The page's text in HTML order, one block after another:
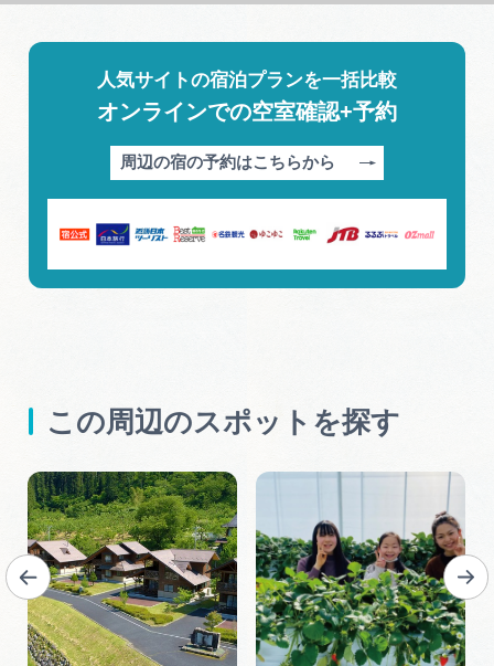
人気サイトの宿泊プランを一括比較
オンラインでの空室確認+予約
周辺の宿の予約はこちらから
この周辺のスポットを探す